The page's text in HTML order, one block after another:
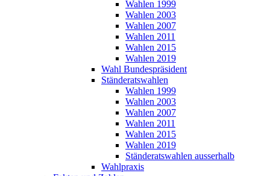
Wahlen 1999
Wahlen 2003
Wahlen 2007
Wahlen 2011
Wahlen 2015
Wahlen 2019
Wahl Bundespräsident
Ständeratswahlen
Wahlen 1999
Wahlen 2003
Wahlen 2007
Wahlen 2011
Wahlen 2015
Wahlen 2019
Ständeratswahlen ausserhalb
Wahlpraxis